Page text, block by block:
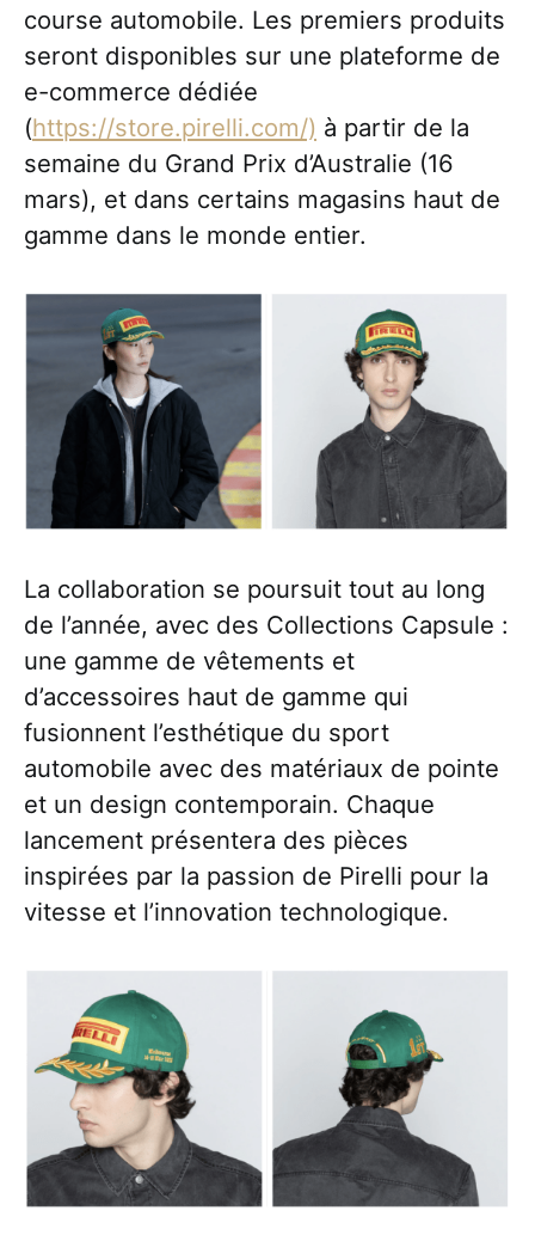
course automobile. Les premiers produits
seront disponibles sur une plateforme de
e-commerce dédiée
(https://store.pirelli.com/) à partir de la
semaine du Grand Prix d’Australie (16
mars), et dans certains magasins haut de
gamme dans le monde entier.
La collaboration se poursuit tout au long
de l’année, avec des Collections Capsule :
une gamme de vêtements et
d’accessoires haut de gamme qui
fusionnent l’esthétique du sport
automobile avec des matériaux de pointe
et un design contemporain. Chaque
lancement présentera des pièces
inspirées par la passion de Pirelli pour la
vitesse et l’innovation technologique.